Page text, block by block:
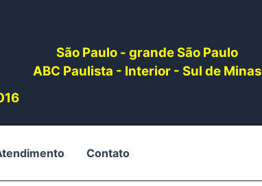
São Paulo - grande São Paulo
ABC Paulista - Interior - Sul de Minas
Contato